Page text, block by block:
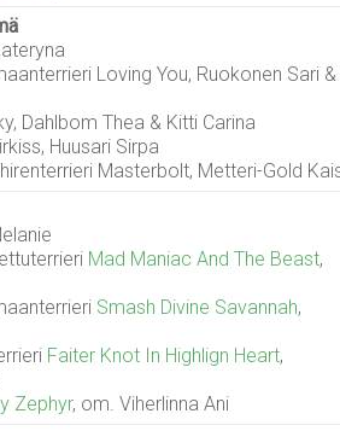
Loving You, Ruokonen Sari &
Dahlbom Thea & Kitti Carina
Huusari Sirpa
Masterbolt, Metteri-Gold
Mad Maniac And The Beast,
Smash Divine Savannah,
Faiter Knot In Highlign Heart,
Zephyr, om. Viherlinna Ani